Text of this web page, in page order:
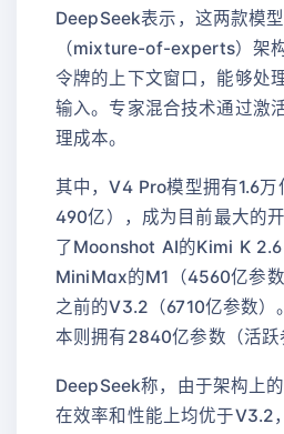
DeepSeek表示，这两款模
（mixture-of-experts）架
令牌的上下文窗口，能够处
输入。专家混合技术通过激
理成本。
其中，V4 Pro模型拥有1.6
490亿），成为目前最大的
了Moonshot AI的Kimi K 2.6
MiniMax的M1（4560亿参
之前的V3.2（6710亿参数
本则拥有2840亿参数（活跃
DeepSeek称，由于架构上
在效率和性能上均优于V3.2